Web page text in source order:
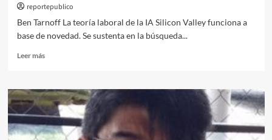
reportepublico
Ben Tarnoff La teoría laboral de la IA Silicon Valley funciona a
base de novedad. Se sustenta en la búsqueda...
Leer másLeer
Historia
social
la
inteligencia